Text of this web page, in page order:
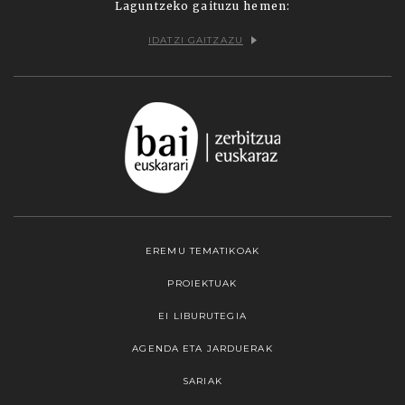
Laguntzeko gaituzu hemen:
IDATZI GAITZAZU
EREMU TEMATIKOAK
PROIEKTUAK
EI LIBURUTEGIA
AGENDA ETA JARDUERAK
SARIAK